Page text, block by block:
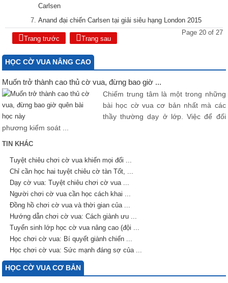
Carlsen
Anand đại chiến Carlsen tại giải siêu hạng London 2015
Page 20 of 27
Trang trước
Trang sau
HỌC CỜ VUA NÂNG CAO
Muốn trở thành cao thủ cờ vua, đừng bao giờ ...
Chiếm trung tâm là một trong những
bài học cờ vua cơ bản nhất mà các
thầy thường dạy ở lớp. Việc để đối
phương kiểm soát ...
TIN KHÁC
Tuyệt chiêu chơi cờ vua khiến mọi đối ...
Chỉ cần học hai tuyệt chiêu cờ tàn Tốt, ...
Dạy cờ vua: Tuyệt chiêu chơi cờ vua ...
Người chơi cờ vua cần học cách khai ...
Đồng hồ chơi cờ vua và thời gian của ...
Hướng dẫn chơi cờ vua: Cách giành ưu ...
Tuyển sinh lớp học cờ vua nâng cao (đội ...
Học chơi cờ vua: Bí quyết giành chiến ...
Học chơi cờ vua: Sức mạnh đáng sợ của ...
HỌC CỜ VUA CƠ BẢN